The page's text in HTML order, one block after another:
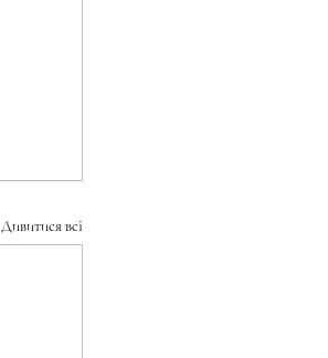
Дивитися всі